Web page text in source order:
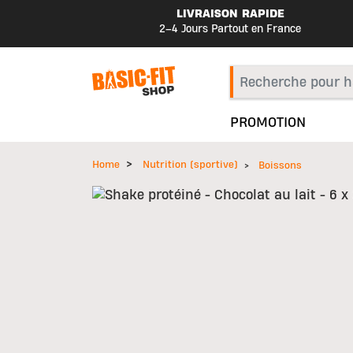
LIVRAISON RAPIDE
2–4 Jours Partout en France
PROMOTION
Home Nutrition (sportive) Boissons